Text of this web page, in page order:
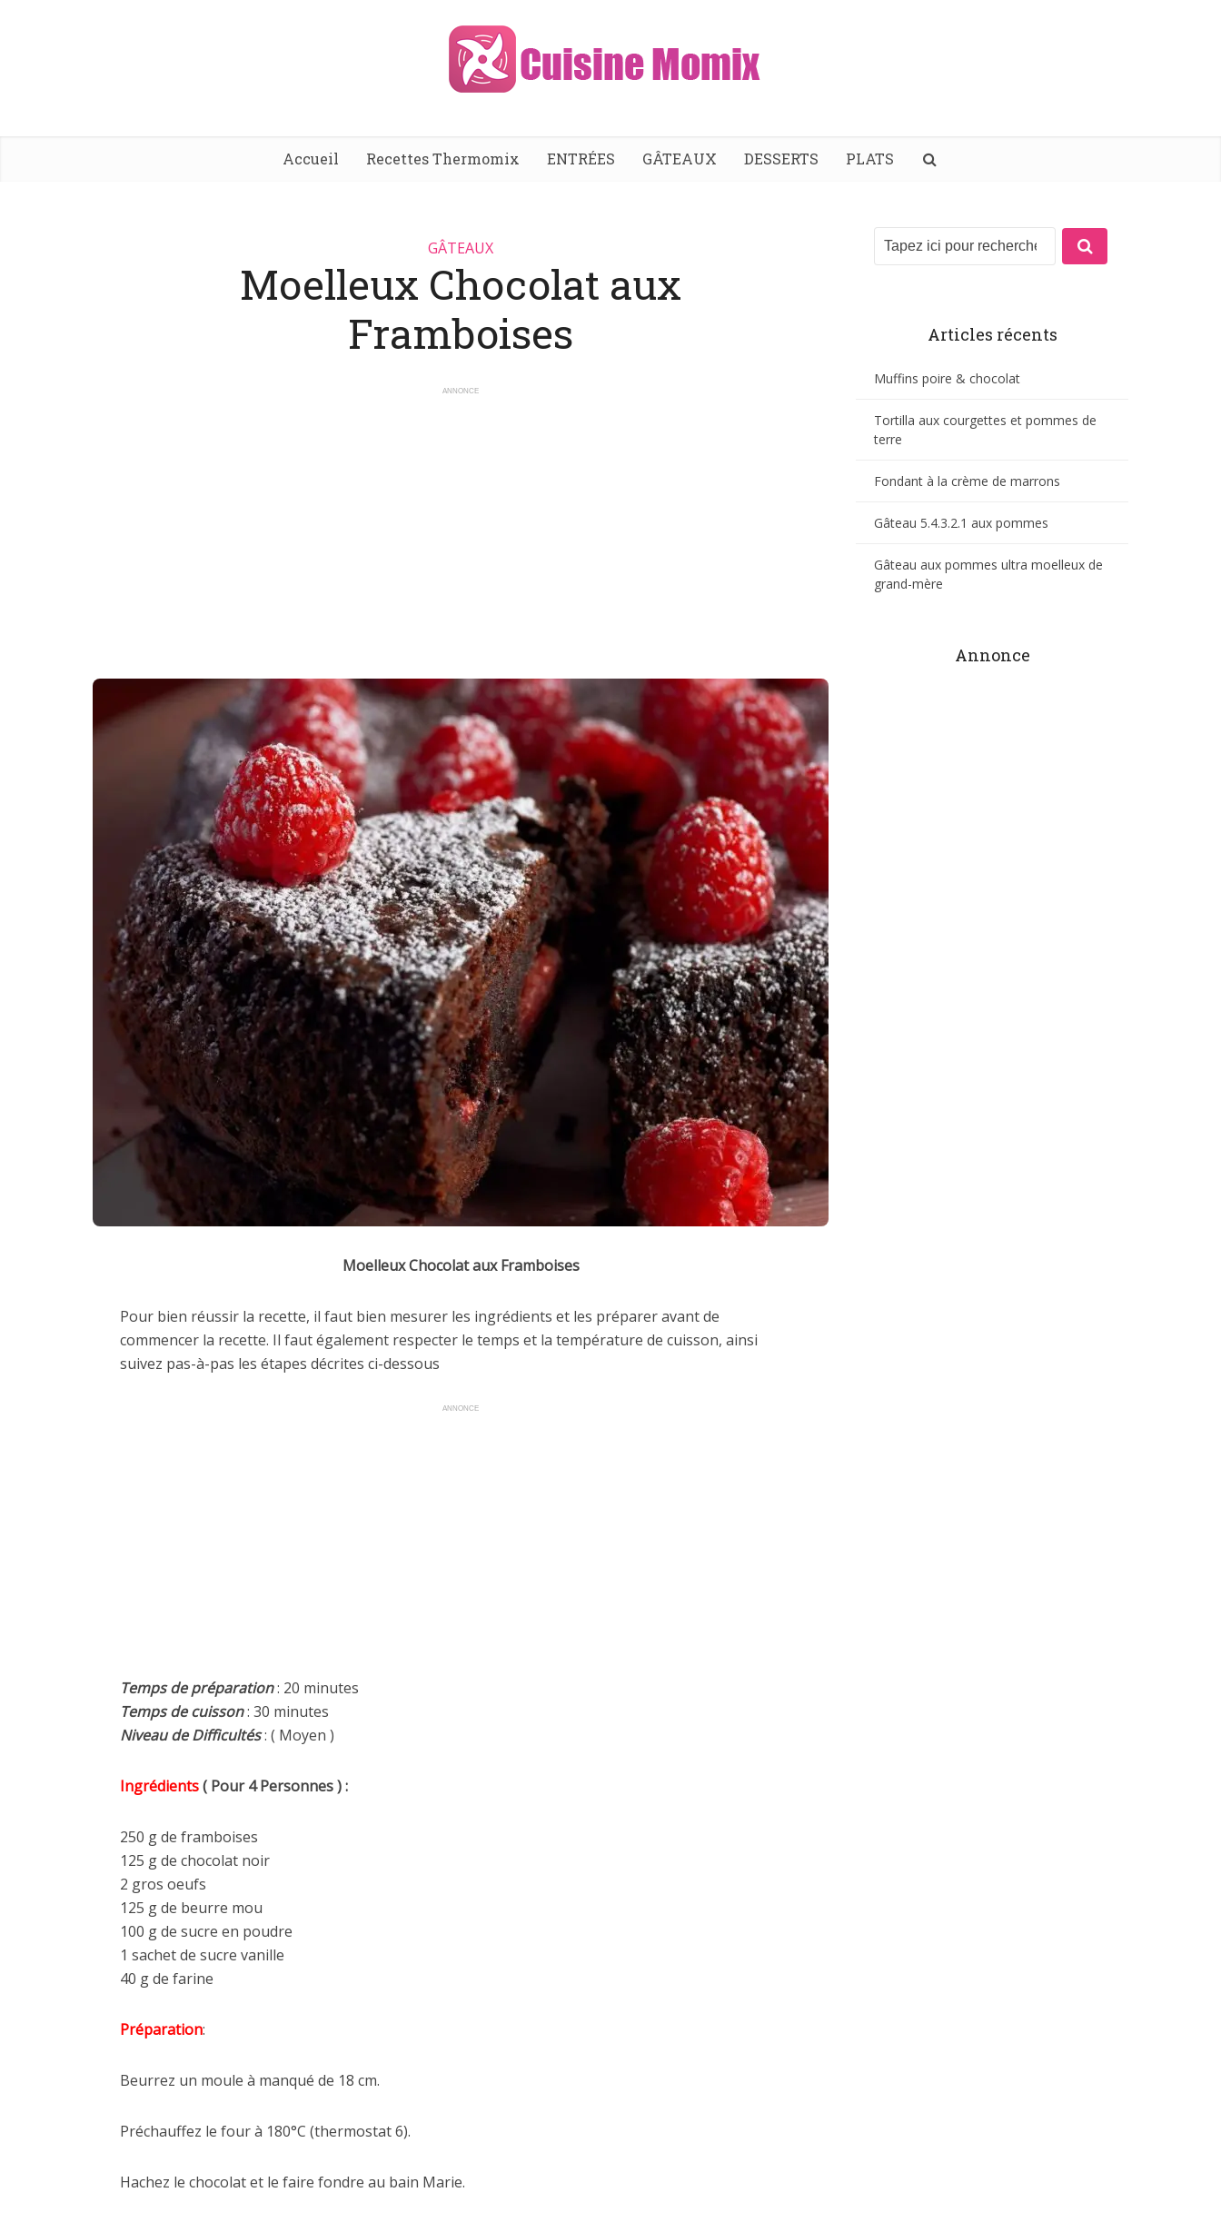
Accueil Recettes Thermomix ENTRÉES GÂTEAUX DESSERTS PLATS
GÂTEAUX
Moelleux Chocolat aux
Framboises
ANNONCE
Moelleux Chocolat aux Framboises
Pour bien réussir la recette, il faut bien mesurer les ingrédients et les préparer avant de
commencer la recette. Il faut également respecter le temps et la température de cuisson, ainsi
suivez pas-à-pas les étapes décrites ci-dessous
ANNONCE
Temps de préparation: 20 minutes
Temps de cuisson: 30 minutes
Niveau de Difficultés: ( Moyen )
Ingrédients( Pour 4 Personnes ) :
250 g de framboises
125 g de chocolat noir
2 gros oeufs
125 g de beurre mou
100 g de sucre en poudre
1 sachet de sucre vanille
40 g de farine
Préparation:
Beurrez un moule à manqué de 18 cm.
Préchauffez le four à 180°C (thermostat 6).
Hachez le chocolat et le faire fondre au bain Marie.
Articles récents
Muffins poire & chocolat
Tortilla aux courgettes et pommes de
terre
Fondant à la crème de marrons
Gâteau 5.4.3.2.1 aux pommes
Gâteau aux pommes ultra moelleux de
grand-mère
Annonce